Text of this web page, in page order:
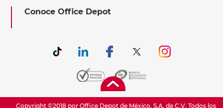
Conoce Office Depot
Copyright ©2018 por Office Depot de México, S.A. de C.V. Todos los